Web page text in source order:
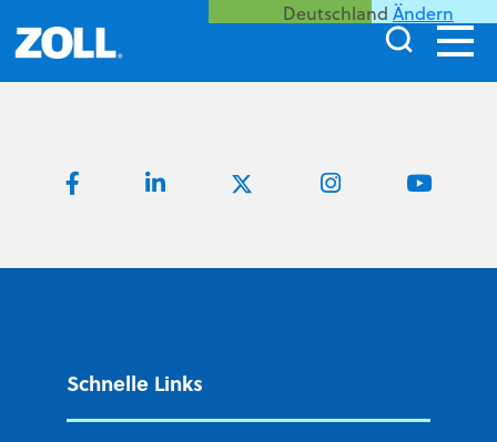
Deutschland Ändern
Schnelle Links